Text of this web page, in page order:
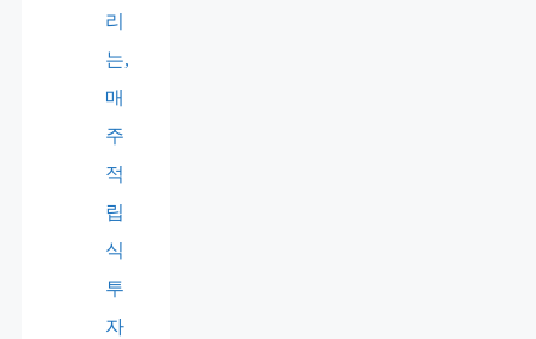
리
는,
매
주
적
립
식
투
자